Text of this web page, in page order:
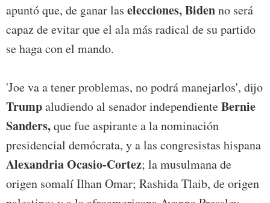
apuntó que, de ganar las elecciones, Bidenno será
capaz de evitar que el ala más radical de su partido
se haga con el mando.
'Joe va a tener problemas, no podrá manejarlos', dijo
Trumpaludiendo al senador independienteBernie
Sanders,que fue aspirante a la nominación
presidencial demócrata, y a las congresistas hispana
Alexandria Ocasio-Cortez; la musulmana de
origen somalí Ilhan Omar; Rashida Tlaib, de origen